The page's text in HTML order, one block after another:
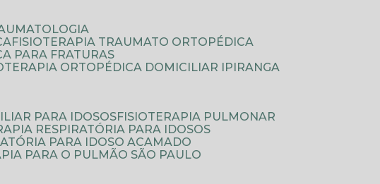
FISIOTERAPIA TRAUMATO ORTOPÉDICA
PARA FRATURAS
ORTOPÉDICA DOMICILIAR IPIRANGA
PARA IDOSOS
FISIOTERAPIA PULMONAR
RESPIRATÓRIA PARA IDOSOS
PARA IDOSO ACAMADO
PARA O PULMÃO SÃO PAULO